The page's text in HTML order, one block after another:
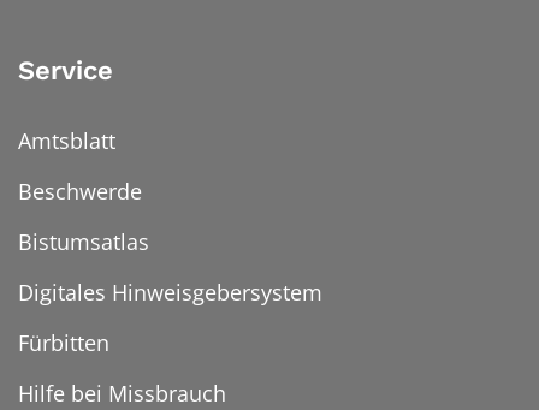
Service
Amtsblatt
Beschwerde
Bistumsatlas
Digitales Hinweisgebersystem
Fürbitten
Hilfe bei Missbrauch